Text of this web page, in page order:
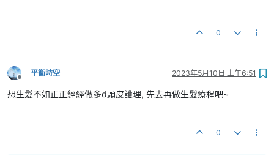
0
離線
平衡時空 2023年5月10日 上午6:51
想生髮不如正正經經做多d頭皮護理, 先去再做生髮療程吧~
0